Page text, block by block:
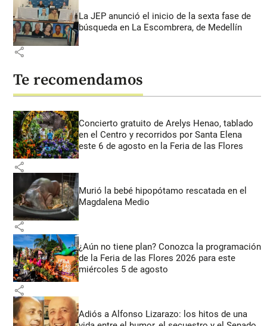
La JEP anunció el inicio de la sexta fase de
búsqueda en La Escombrera, de Medellín
share
Te recomendamos
Concierto gratuito de Arelys Henao, tablado
en el Centro y recorridos por Santa Elena
este 6 de agosto en la Feria de las Flores
share
Murió la bebé hipopótamo rescatada en el
Magdalena Medio
share
¿Aún no tiene plan? Conozca la programación
de la Feria de las Flores 2026 para este
miércoles 5 de agosto
share
Adiós a Alfonso Lizarazo: los hitos de una